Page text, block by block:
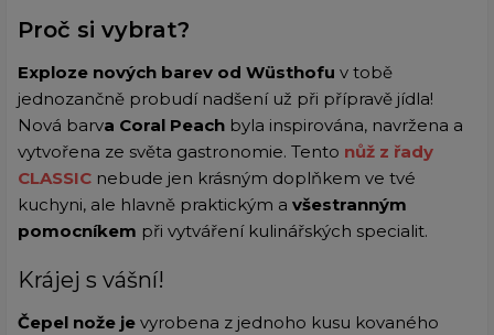
Proč si vybrat?
Exploze nových barev od Wüsthofu v tobě
jednozančně probudí nadšení už při přípravě jídla!
Nová barva Coral Peach byla inspirována, navržena a
vytvořena ze světa gastronomie. Tento nůž z řady
CLASSIC nebude jen krásným doplňkem ve tvé
kuchyni, ale hlavně praktickým a všestranným
pomocníkem při vytváření kulinářských specialit.
Krájej s vášní!
Čepel nože je vyrobena z jednoho kusu kovaného